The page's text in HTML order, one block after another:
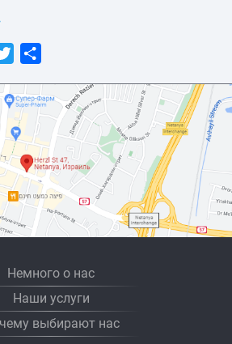
Twitter
Немного о нас
Наши услуги
выбирают нас